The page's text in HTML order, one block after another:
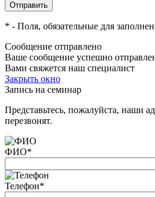
* - Поля, обязательные для
Сообщение отправлено
Ваше сообщение успешно
Вами свяжется наш специалист
Закрыть окно
Запись на семинар
Представьтесь, пожалуйста, наши
перезвонят.
ФИО*
Телефон*